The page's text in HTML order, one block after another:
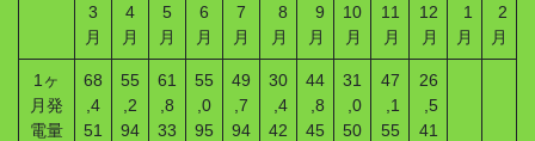
3
月
4
月
5
月
6
月
7
月
8
月
9
月
10
月
11
月
12
月
1
月
2
月
1ヶ
月発
電量
68
,4
51
55
,2
94
61
,8
33
55
,0
95
49
,7
94
30
,4
42
44
,8
45
31
,0
50
47
,1
55
26
,5
41